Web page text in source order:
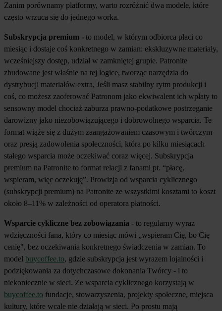
Zanim porównamy platformy, warto rozróżnić dwa modele, które
często wrzuca się do jednego worka.
Subskrypcja premium - to model, w którym odbiorca płaci co
miesiąc i dostaje coś konkretnego w zamian: ekskluzywne materiały,
wcześniejszy dostęp, udział w zamkniętej grupie. Patronite
zbudowane jest właśnie na tej logice, tworząc narzędzia do
dystrybucji materiałów extra, Jeśli masz stabilny rytm produkcji i
coś, co możesz zaoferować Patronom jako ekwiwalent ich wpłaty to
sensowny model chociaż zaburza prawno-podatkowe postrzeganie
darowizny jako niezobowiązującego i dobrowolnego wsparcia. Te
format wiąże się z dużym zaangażowaniem czasowym i twórczym
oraz presją zadowolenia społeczności, która po kilku miesiącach
stałego wsparcia może oczekiwać coraz więcej. Subskrypcja
premium na Patronite to format relacji z fanami pt. “płacę,
wspieram, więc oczekuję”. Prowizja od wsparcia cyklicznego
(subskrypcji premium) na Patronite ze wszystkimi kosztami to koszt
około 8–11% w zależności od operatora płatności.
Wsparcie cykliczne bez zobowiązania - to regularny wyraz
wdzięczności fana, który co miesiąc mówi „wspieram Cię, bo Cię
cenię", bez oczekiwania konkretnego świadczenia w zamian. To
model buycoffee.to, gdzie subskrypcja jest wyrazem lojalności i
podziękowania za dotychczasowe dokonania Twórcy - i to
niekoniecznie w sieci. Ze wsparcia cyklicznego korzystają w
buycoffee.to fundacje, stowarzyszenia, projekty społeczne, miejsca
kultury, które wcale nie działają w sieci. Po prostu mają